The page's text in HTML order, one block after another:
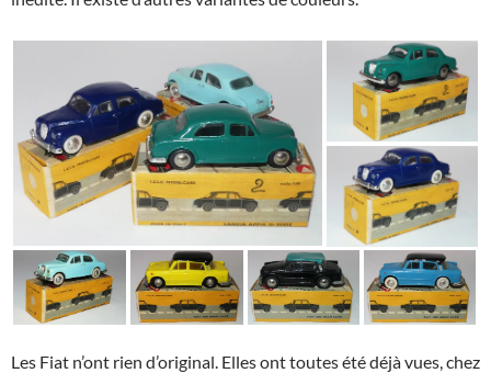
Les Fiat n’ont rien d’original. Elles ont toutes été déjà vues, chez